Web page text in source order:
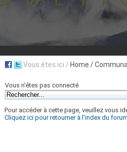
Vous êtes ici / Home /
Vous n'êtes pas connecté
Pour accéder à cette page, veuillez vous
Cliquez ici pour retourner à l'index du